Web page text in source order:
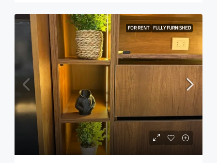
FOR RENT FULLY FURNISHED